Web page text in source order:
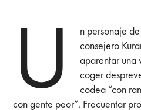
U
n personaje
consejero
aparentar una
coger
codea “con
con gente peor”. Frecuentar